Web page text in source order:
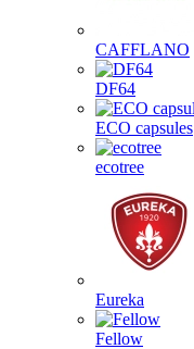
CAFFLANO
DF64
ECO capsules
ecotree
Eureka
Fellow